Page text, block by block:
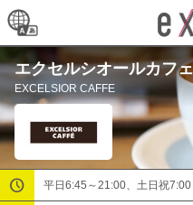
エクセルシオールカフェ
EXCELSIOR CAFFE
平日6:45～21:00、土日祝